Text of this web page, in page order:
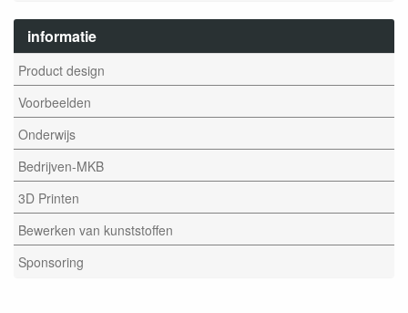
informatie
Product design
Voorbeelden
Onderwijs
Bedrijven-MKB
3D Printen
Bewerken van kunststoffen
Sponsoring